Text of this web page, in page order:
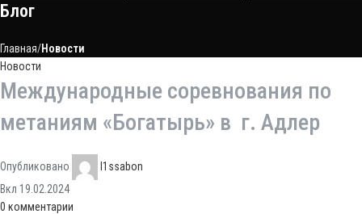
Блог
Главная Новости
Новости
Международные соревнования по
метаниям «Богатырь» в г. Адлер
Опубликовано
l1ssabon
Вкл 19.02.2024
0 комментарии